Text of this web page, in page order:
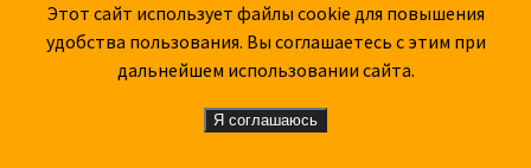
6.08.1945 - Американцы сбросили
первую атомную бомбу на город
жителей
Этот сайт использует файлы cookie для повышения
удобства пользования. Вы соглашаетесь с этим при
дальнейшем использовании сайта.
Я соглашаюсь